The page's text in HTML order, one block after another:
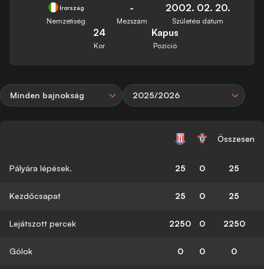
Írország
Nemzetiség
-
Mezszám
2002. 02. 20.
Születési dátum
24
Kor
Kapus
Pozíció
Minden bajnokság 2025/2026
Összesen
Pályára lépések. 25 0 25
Kezdőcsapat 25 0 25
Lejátszott percek 2250 0 2250
Gólok 0 0 0